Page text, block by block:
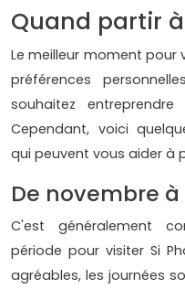
Quand partir
Le meilleur moment pour
préférences
souhaitez
Cependant, voici
qui peuvent vous aider à
De novembre
C'est généralement
période pour visiter Si
agréables, les journées